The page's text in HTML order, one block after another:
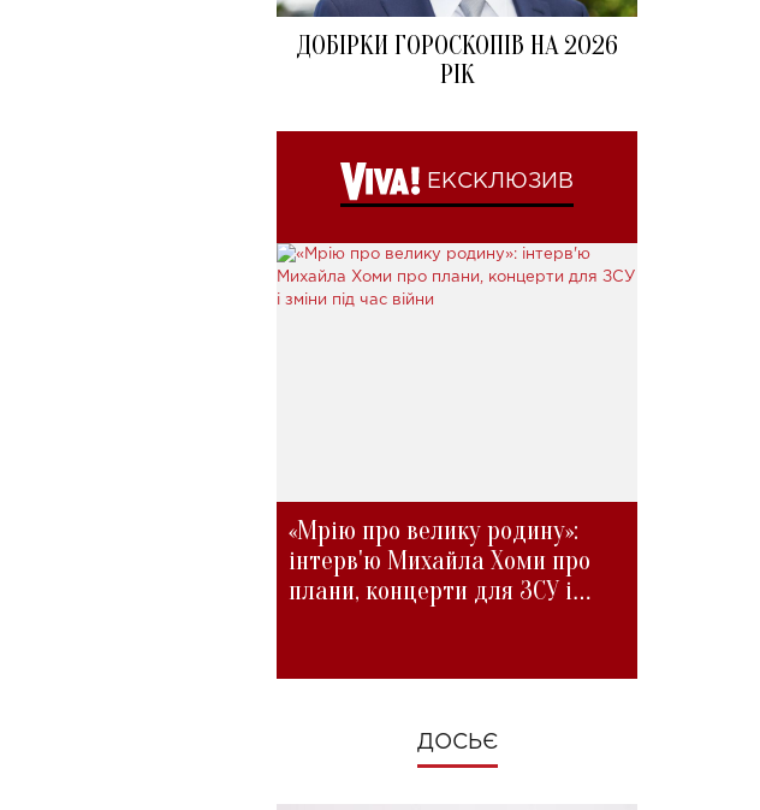
ДОБІРКИ ГОРОСКОПІВ НА 2026
РІК
ЕКСКЛЮЗИВ
«Мрію про велику родину»:
інтерв'ю Михайла Хоми про
плани, концерти для ЗСУ і
ДОСЬЄ